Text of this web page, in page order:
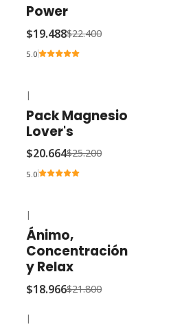
Power
$19.488$22.400
5.0
|
Pack Magnesio
Lover's
$20.664$25.200
5.0
-13% OFF
|
Ánimo,
Concentración
y Relax
$18.966$21.800
|